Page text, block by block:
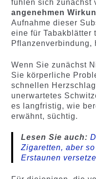
fühlen sich zunächst
angenehmen
Aufnahme dieser
eine für Tabakblätter
Pflanzenverbindung,
Wenn Sie zunächst
Sie körperliche
schnellen
unerwartetes
es langfristig, wie
erwähnt, süchtig.
Lesen Sie auch:
Zigaretten, aber
Erstaunen